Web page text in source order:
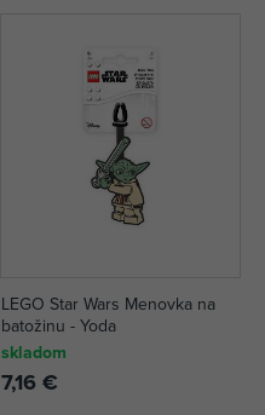
LEGO Star Wars Menovka na
batožinu - Yoda
skladom
7,16 €